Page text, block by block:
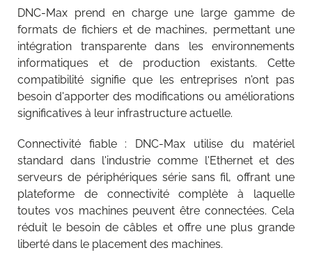
DNC-Max prend en charge une large gamme de
formats de fichiers et de machines, permettant une
intégration transparente dans les environnements
informatiques et de production existants. Cette
compatibilité signifie que les entreprises n'ont pas
besoin d'apporter des modifications ou améliorations
significatives à leur infrastructure actuelle.
Connectivité fiable : DNC-Max utilise du matériel
standard dans l'industrie comme l'Ethernet et des
serveurs de périphériques série sans fil, offrant une
plateforme de connectivité complète à laquelle
toutes vos machines peuvent être connectées. Cela
réduit le besoin de câbles et offre une plus grande
liberté dans le placement des machines.